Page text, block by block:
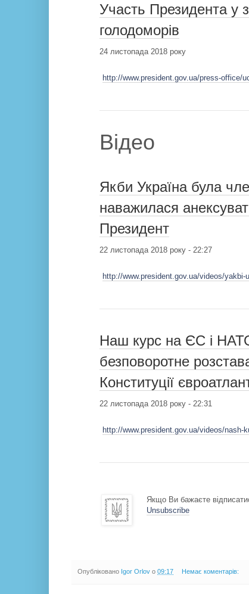
Участь Президента у
голодоморів
24 листопада 2018 року
http://www.president.gov.ua/press-office/
Відео
Якби Україна була
наважилася
Президент
22 листопада 2018 року - 22:27
http://www.president.gov.ua/videos/
Наш курс на ЄС і
безповоротне
Конституції
22 листопада 2018 року - 22:31
http://www.president.gov.ua/videos/nash-
Якщо Ви бажаєте
Unsubscribe
Опубліковано Igor Orlov о 09:17 Немає коментарів: